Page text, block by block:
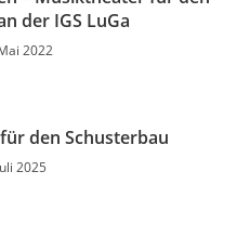
der IGS LuGa
2022
den Schusterbau
2025